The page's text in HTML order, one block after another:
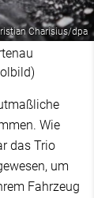
Charisius/dpa
Wie
das Trio
um
Fahrzeug